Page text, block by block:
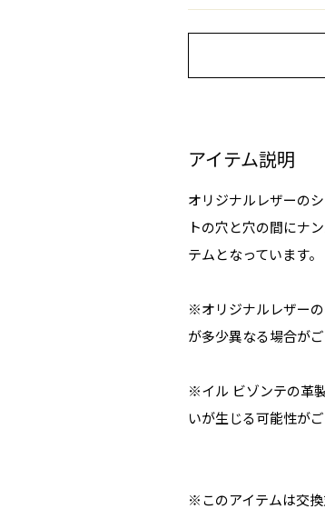
アイテム説明
オリジナルレザーの
トの穴と穴の間にナ
テムとなっています。
※オリジナルレザー
が多少異なる場合がご
※イル ビゾンテの革
いが生じる可能性が
※このアイテムは交換